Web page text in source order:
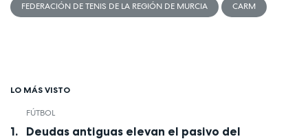
FEDERACIÓN DE TENIS DE LA REGIÓN DE MURCIA CARM
LO MÁS VISTO
FÚTBOL
Deudas antiguas elevan el pasivo del